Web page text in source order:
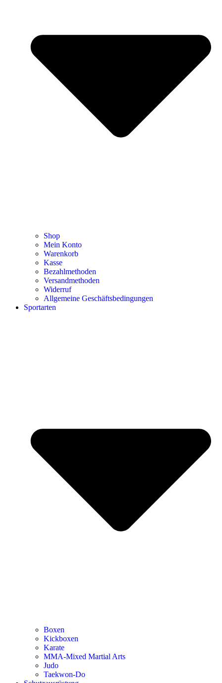
Shop
Mein Konto
Warenkorb
Kasse
Bezahlmethoden
Versandmethoden
Widerruf
Allgemeine Geschäftsbedingungen
Sportarten
Boxen
Kickboxen
Karate
MMA-Mixed Martial Arts
Judo
Taekwon-Do